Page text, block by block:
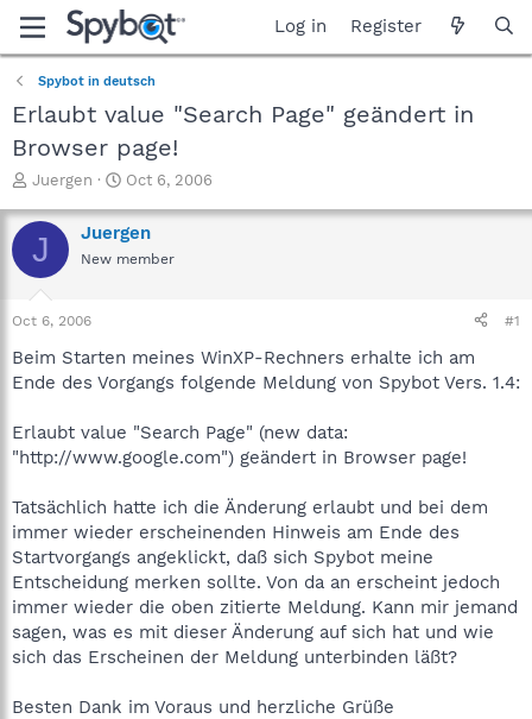
Log in Register
Spybot in deutsch
Erlaubt value "Search Page" geändert in
Browser page!
T
r
e
a
t
a
t
r
Juergen
S
a
r
t
e
Oct 6, 2006
J Juergen
New member
Oct 6, 2006 #1
Beim Starten meines WinXP-Rechners erhalte ich am
Ende des Vorgangs folgende Meldung von Spybot Vers. 1.4:
Erlaubt value "Search Page" (new data:
"http://www.google.com") geändert in Browser page!
Tatsächlich hatte ich die Änderung erlaubt und bei dem
immer wieder erscheinenden Hinweis am Ende des
Startvorgangs angeklickt, daß sich Spybot meine
Entscheidung merken sollte. Von da an erscheint jedoch
immer wieder die oben zitierte Meldung. Kann mir jemand
sagen, was es mit dieser Änderung auf sich hat und wie
sich das Erscheinen der Meldung unterbinden läßt?
Besten Dank im Voraus und herzliche Grüße